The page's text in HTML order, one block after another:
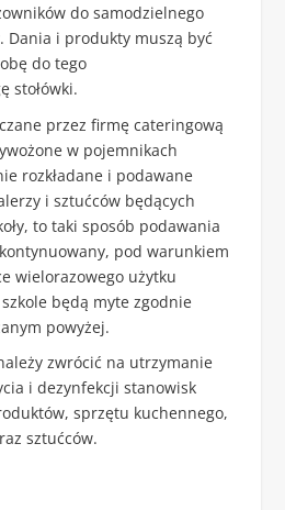
do samodzielnego
Dania i produkty muszą być
do tego
stołówki.
przez firmę cateringową
w pojemnikach
rozkładane i podawane
i sztućców będących
to taki sposób podawania
pod warunkiem
wielorazowego użytku
będą myte zgodnie
powyżej.
zwrócić na utrzymanie
i dezynfekcji stanowisk
sprzętu kuchennego,
sztućców.